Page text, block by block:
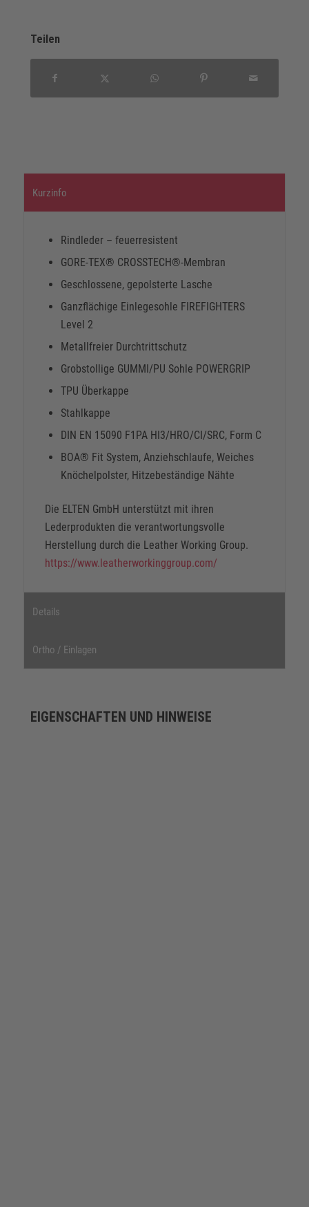
Teilen
Kurzinfo
Rindleder – feuerresistent
GORE-TEX® CROSSTECH®-Membran
Geschlossene, gepolsterte Lasche
Ganzflächige Einlegesohle FIREFIGHTERS
Level 2
Metallfreier Durchtrittschutz
Grobstollige GUMMI/PU Sohle POWERGRIP
TPU Überkappe
Stahlkappe
DIN EN 15090 F1PA HI3/HRO/CI/SRC, Form C
BOA® Fit System, Anziehschlaufe, Weiches
Knöchelpolster, Hitzebeständige Nähte
Die ELTEN GmbH unterstützt mit ihren
Lederprodukten die verantwortungsvolle
Herstellung durch die Leather Working Group.
https://www.leatherworkinggroup.com/
Details
Ortho / Einlagen
EIGENSCHAFTEN UND HINWEISE